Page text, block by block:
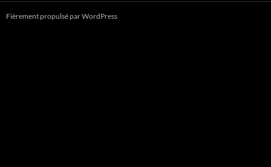
Fièrement propulsé par WordPress